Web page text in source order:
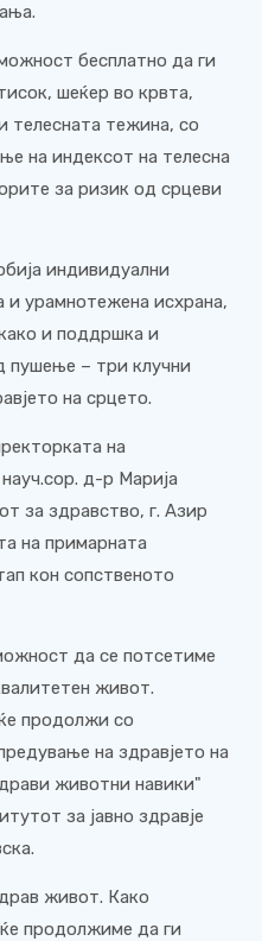
бесплатно да ги
шеќер во крвта,
телесната тежина, со
на индексот на телесна
за ризик од срцеви
индивидуални
и урамнотежена исхрана,
и поддршка и
пушење – три клучни
на срцето.
на
д-р Марија
за здравство, г. Азир
на примарната
кон сопственото
да се потсетиме
живот.
продолжи со
на здравјето на
животни навики"
за јавно здравје
живот. Како
продолжиме да ги